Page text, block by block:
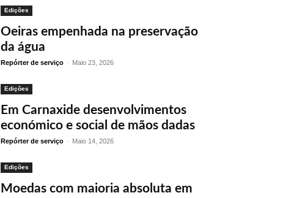
Edições
Oeiras empenhada na preservação
da água
Repórter de serviço - Maio 23, 2026
Edições
Em Carnaxide desenvolvimentos
económico e social de mãos dadas
Repórter de serviço - Maio 14, 2026
Edições
Moedas com maioria absoluta em